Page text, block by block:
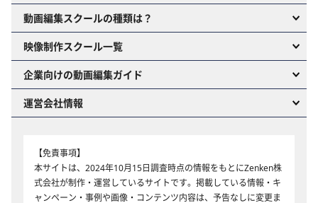
動画編集スクールの種類は？
映像制作スクール一覧
企業向けの動画編集ガイド
運営会社情報
【免責事項】
本サイトは、2024年10月15日調査時点の情報をもとにZenken株
式会社が制作・運営しているサイトです。掲載している情報・キ
ャンペーン・事例や画像・コンテンツ内容は、予告なしに変更ま